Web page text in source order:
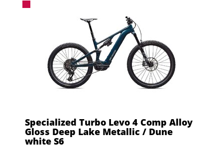
Specialized Turbo Levo 4 Comp Alloy
Gloss Deep Lake Metallic / Dune
white S6